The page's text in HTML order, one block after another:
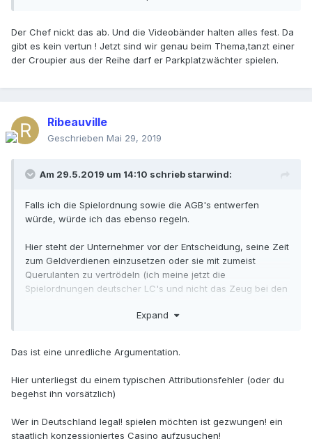
Der Chef nickt das ab. Und die Videobänder halten alles fest. Da
gibt es kein vertun ! Jetzt sind wir genau beim Thema,tanzt einer
der Croupier aus der Reihe darf er Parkplatzwächter spielen.
Ribeauville
Geschrieben Mai 29, 2019
Am 29.5.2019 um 14:10 schrieb starwind:
Falls ich die Spielordnung sowie die AGB's entwerfen
würde, würde ich das ebenso regeln.
Hier steht der Unternehmer vor der Entscheidung, seine Zeit
zum Geldverdienen einzusetzen oder sie mit zumeist
Querulanten zu vertrödeln (ich meine jetzt die
Spielordnungen deutscher LC's und nicht das Zeug bei den
Expand
Das ist eine unredliche Argumentation.
Hier unterliegst du einem typischen Attributionsfehler (oder du
begehst ihn vorsätzlich)
Wer in Deutschland legal! spielen möchten ist gezwungen! ein
staatlich konzessioniertes Casino aufzusuchen!